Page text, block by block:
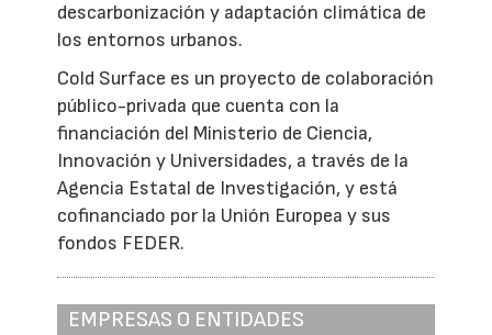
descarbonización y adaptación climática de
los entornos urbanos.
Cold Surface es un proyecto de colaboración
público-privada que cuenta con la
financiación del Ministerio de Ciencia,
Innovación y Universidades, a través de la
Agencia Estatal de Investigación, y está
cofinanciado por la Unión Europea y sus
fondos FEDER.
EMPRESAS O ENTIDADES